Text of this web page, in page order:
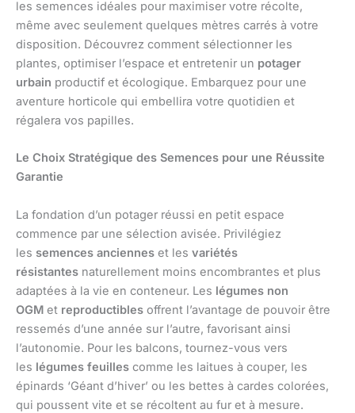
les semences idéales pour maximiser votre récolte,
même avec seulement quelques mètres carrés à votre
disposition. Découvrez comment sélectionner les
plantes, optimiser l’espace et entretenir un potager
urbain productif et écologique. Embarquez pour une
aventure horticole qui embellira votre quotidien et
régalera vos papilles.
Le Choix Stratégique des Semences pour une Réussite
Garantie
La fondation d’un potager réussi en petit espace
commence par une sélection avisée. Privilégiez
les semences anciennes et les variétés
résistantes naturellement moins encombrantes et plus
adaptées à la vie en conteneur. Les légumes non
OGM et reproductibles offrent l’avantage de pouvoir être
ressemés d’une année sur l’autre, favorisant ainsi
l’autonomie. Pour les balcons, tournez-vous vers
les légumes feuilles comme les laitues à couper, les
épinards ‘Géant d’hiver’ ou les bettes à cardes colorées,
qui poussent vite et se récoltent au fur et à mesure.